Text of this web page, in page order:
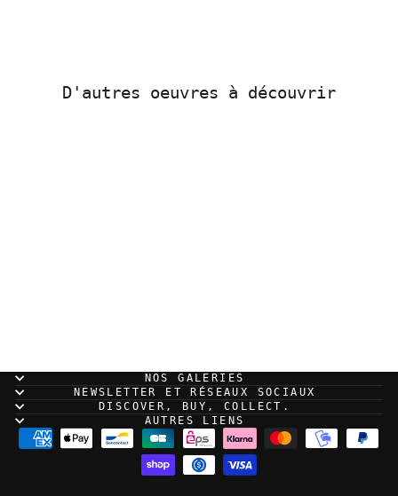
D'autres oeuvres à découvrir
NOS GALERIES
NEWSLETTER ET RÉSEAUX SOCIAUX
DISCOVER, BUY, COLLECT.
AUTRES LIENS